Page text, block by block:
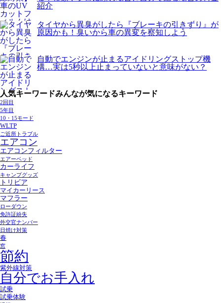
紹介
タイヤから異臭がしたら『ブレーキの引きずり』が
原因かも！臭いから車の異変を察知しよう
自動でエンジンが止まるアイドリングストップ機
構…実は5秒以上止まっていないと意味がない？
人気キーワードみんなが気になるキーワード
2回目
5年目
10・15モード
WLTP
ご近所トラブル
エアコン
エアコンフィルター
エアーベッド
カーライフ
キャンプグッズ
トリビア
マイカーリース
マフラー
ローダウン
免許証紛失
外交官ナンバー
日焼け対策
春
窓
節約
紫外線対策
自分でお手入れ
試乗
試乗体験